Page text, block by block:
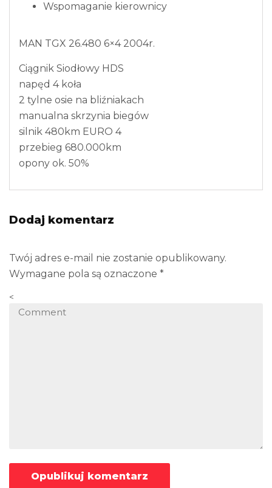
Wspomaganie kierownicy
MAN TGX 26.480 6×4 2004r.
Ciągnik Siodłowy HDS
napęd 4 koła
2 tylne osie na bliźniakach
manualna skrzynia biegów
silnik 480km EURO 4
przebieg 680.000km
opony ok. 50%
Dodaj komentarz
Twój adres e-mail nie zostanie opublikowany.
Wymagane pola są oznaczone *
<